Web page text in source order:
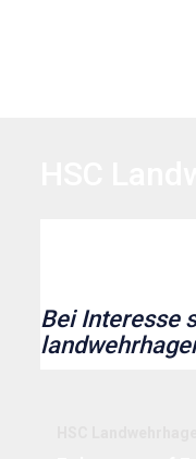
Bei Interesse